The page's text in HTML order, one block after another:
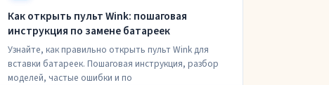
Как открыть пульт Wink: пошаговая
инструкция по замене батареек
Узнайте, как правильно открыть пульт Wink для
вставки батареек. Пошаговая инструкция, разбор
моделей, частые ошибки и по